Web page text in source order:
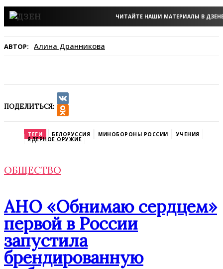
ЧИТАЙТЕ НАШИ МАТЕРИАЛЫ В
АВТОР: Алина Дранникова
ПОДЕЛИТЬСЯ:
VK
ТЕГИ БЕЛОРУССИЯ МИНОБОРОНЫ РОССИИ УЧЕНИЯ
ЯДЕРНОЕ ОРУЖИЕ
ОБЩЕСТВО
АНО «Обнимаю сердцем»
первой в России
запустила
брендированную